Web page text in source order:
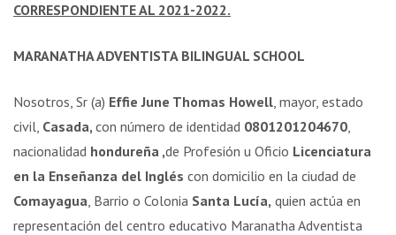
CORRESPONDIENTE AL 2021-2022.
MARANATHA ADVENTISTA BILINGUAL SCHOOL
Nosotros, Sr (a) Effie June Thomas Howell, mayor, estado
civil, Casada, con número de identidad 0801201204670,
nacionalidad hondureña ,de Profesión u Oficio Licenciatura
en la Enseñanza del Inglés con domicilio en la ciudad de
Comayagua, Barrio o Colonia Santa Lucía, quien actúa en
representación del centro educativo Maranatha Adventista